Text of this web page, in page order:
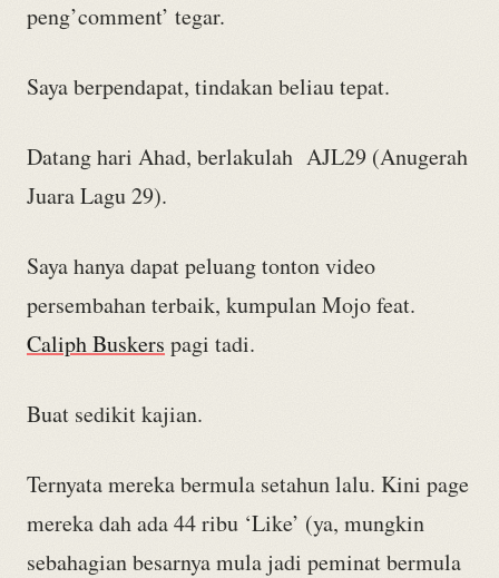
peng’comment’ tegar.
Saya berpendapat, tindakan beliau tepat.
Datang hari Ahad, berlakulah AJL29 (Anugerah
Juara Lagu 29).
Saya hanya dapat peluang tonton video
persembahan terbaik, kumpulan Mojo feat.
Caliph Buskers pagi tadi.
Buat sedikit kajian.
Ternyata mereka bermula setahun lalu. Kini page
mereka dah ada 44 ribu ‘Like’ (ya, mungkin
sebahagian besarnya mula jadi peminat bermula